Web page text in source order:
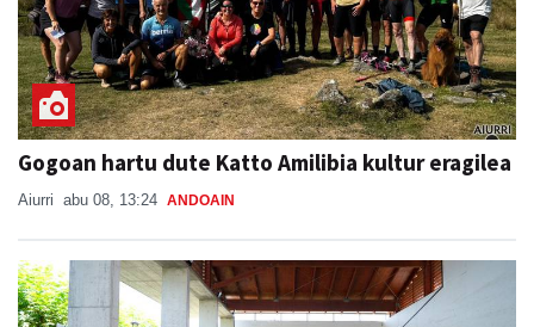
Gogoan hartu dute Katto Amilibia kultur eragilea
Aiurri abu 08, 13:24 ANDOAIN